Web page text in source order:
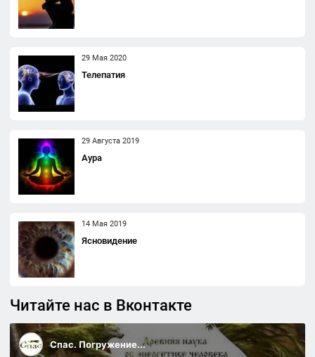
29 Мая 2020
Телепатия
29 Августа 2019
Аура
14 Мая 2019
Ясновидение
Читайте нас в Вконтакте
Спас. Погружение...